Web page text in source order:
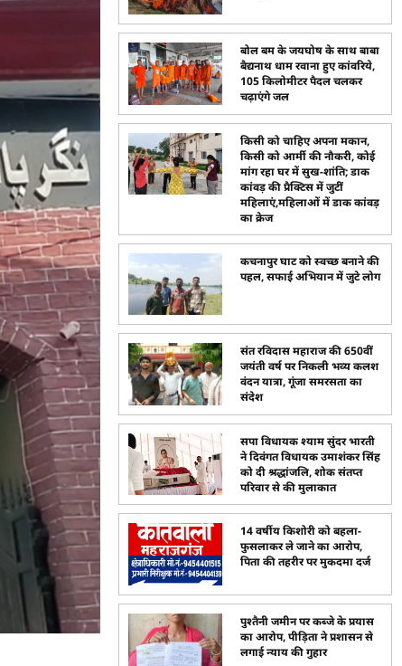
बोल बम के जयघोष के साथ बाबा
बैद्यनाथ धाम रवाना हुए कांवरिये,
105 किलोमीटर पैदल चलकर
चढ़ाएंगे जल
किसी को चाहिए अपना मकान,
किसी को आर्मी की नौकरी, कोई
मांग रहा घर में सुख-शांति; डाक
कांवड़ की प्रैक्टिस में जुटीं
महिलाएं,महिलाओं में डाक कांवड़
का क्रेज
कचनापुर घाट को स्वच्छ बनाने की
पहल, सफाई अभियान में जुटे लोग
संत रविदास महाराज की 650वीं
जयंती वर्ष पर निकली भव्य कलश
वंदन यात्रा, गूंजा समरसता का
संदेश
सपा विधायक श्याम सुंदर भारती
ने दिवंगत विधायक उमाशंकर सिंह
को दी श्रद्धांजलि, शोक संतप्त
परिवार से की मुलाकात
14 वर्षीय किशोरी को बहला-
फुसलाकर ले जाने का आरोप,
पिता की तहरीर पर मुकदमा दर्ज
पुश्तैनी जमीन पर कब्जे के प्रयास
का आरोप, पीड़िता ने प्रशासन से
लगाई न्याय की गुहार